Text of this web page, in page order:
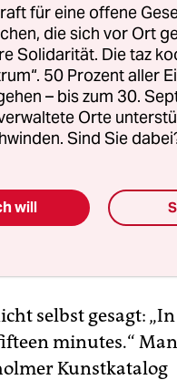
noch
doch die ganze
selbst gesagt:
minutes.“ Man
Kunstkatalog
für eine offene
die sich vor Ort
Solidarität. Die taz
50 Prozent aller
– bis zum 30.
Orte
Sind Sie
will